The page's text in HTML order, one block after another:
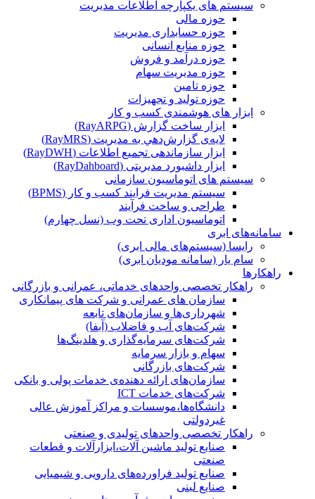
سیستم های یکپارچه اطلاعات مدیریت
حوزه مالی
حوزه حسابداری مدیریت
حوزه منابع انسانی
حوزه درآمد و فروش
حوزه مدیریت سهام
حوزه تامین
حوزه تولید و تجهیزات
ابزار های هوشمندی کسب و کار
ابزار ساخت گزارش (RayARPG)
لایه‌ی گزارش‌دهي به مديريت (RayMRS)
ابزار سازماندهی تجمیع اطلاعات (RayDWH)
ابزار داشبورد مدیریتی (RayDahboard)
سیستم های اتوماسیون سازمانی
سیستم مدیریت فرایند کسب و کار (BPMS)
طراحی و ساخت فرآیند
اتوماسیون اداری تحت وب (نسل چهارم)
سامانه‌های ابری
رایسا (سیستم‌های مالی ابری)
سام یار (سامانه مودیان ابری)
راهکارها
راهکار تخصصی واحدهای خدماتی، عمرانی و بازرگانی
سازمان های عمرانی و شرکت های پیمانکاری
شهرداری‌ها و سازمان‌های تابعه
شرکت‌های آب و فاضلاب (آبفا)
شرکت‌های سرمایه‌گذاری و هلدینگ‌ها
سهام و بازار سرمایه
شرکت‌های بازرگانی
سازمان‌های ارائه دهنده‌ی خدمات پولی و بانکی
شرکت‌های خدمات ICT
دانشگاه‌ها،موسسات و مراکز آموزش عالی
غیردولتی
راهکار تخصصی واحدهای تولیدی و صنعتی
صنایع توليد ماشين آلات،ابزارآلات و قطعات
صنعتی
صنایع تولید فراورده‌های دارویی و شیمیایی
صنایع لبنی